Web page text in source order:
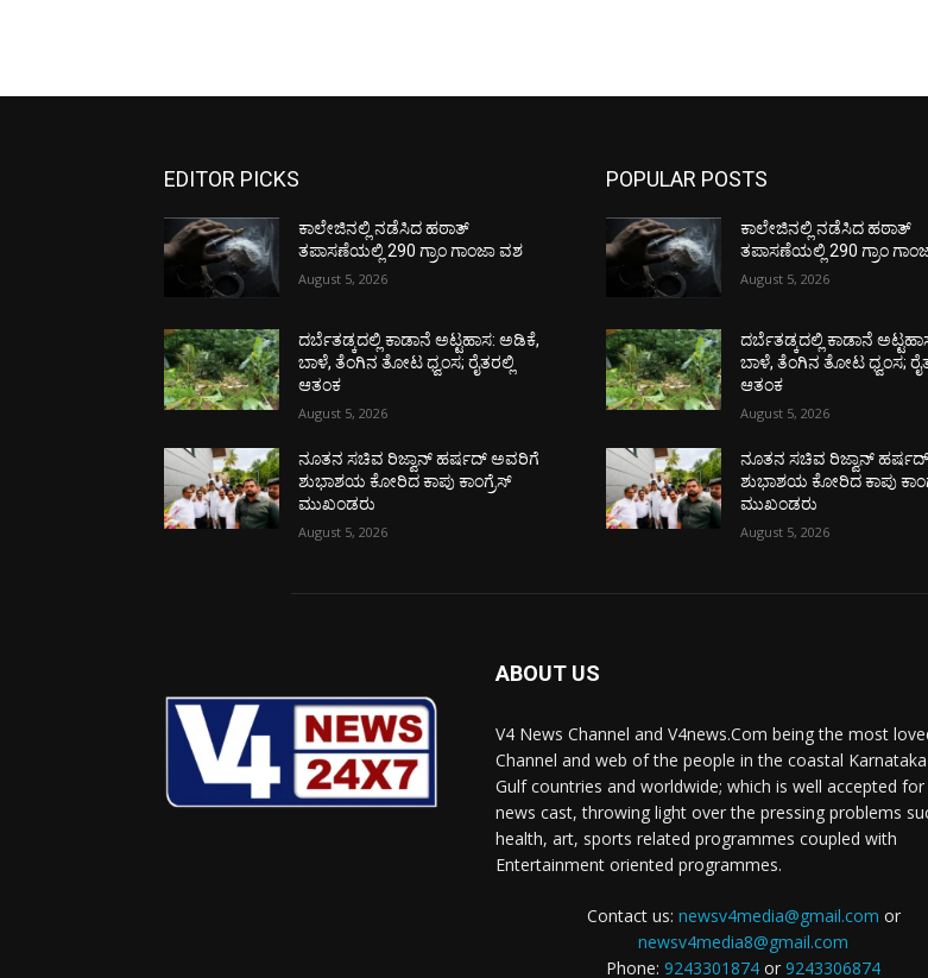
EDITOR PICKS
ಕಾಲೇಜಿನಲ್ಲಿ ನಡೆಸಿದ ಹಠಾತ್
ತಪಾಸಣೆಯಲ್ಲಿ 290 ಗ್ರಾಂ ಗಾಂಜಾ ವಶ
August 5, 2026
ದರ್ಬೆತಡ್ಕದಲ್ಲಿ ಕಾಡಾನೆ ಅಟ್ಟಹಾಸ: ಅಡಿಕೆ,
ಬಾಳೆ, ತೆಂಗಿನ ತೋಟ ಧ್ವಂಸ; ರೈತರಲ್ಲಿ
ಆತಂಕ
August 5, 2026
ನೂತನ ಸಚಿವ ರಿಜ್ವಾನ್ ಹರ್ಷದ್ ಅವರಿಗೆ
ಶುಭಾಶಯ ಕೋರಿದ ಕಾಪು ಕಾಂಗ್ರೆಸ್
ಮುಖಂಡರು
August 5, 2026
POPULAR POSTS
ಕಾಲೇಜಿನಲ್ಲಿ ನಡೆಸಿದ ಹಠಾತ್
ತಪಾಸಣೆಯಲ್ಲಿ 290 ಗ್ರಾಂ
August 5, 2026
ದರ್ಬೆತಡ್ಕದಲ್ಲಿ ಕಾಡಾನೆ
ಬಾಳೆ, ತೆಂಗಿನ ತೋಟ ಧ್ವಂಸ;
ಆತಂಕ
August 5, 2026
ನೂತನ ಸಚಿವ ರಿಜ್ವಾನ್
ಶುಭಾಶಯ ಕೋರಿದ ಕಾಪು
ಮುಖಂಡರು
August 5, 2026
ABOUT US
V4 News Channel and V4news.Com being the most
Channel and web of the people in the coastal
Gulf countries and worldwide; which is well accepted for
news cast, throwing light over the pressing problems
health, art, sports related programmes coupled with
Entertainment oriented programmes.
Contact us: newsv4media@gmail.com or
newsv4media8@gmail.com
Phone: 9243301874 or 9243306874